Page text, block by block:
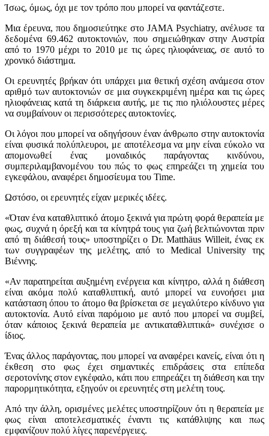
Ίσως, όμως, όχι με τον τρόπο που μπορεί να φαντάζεστε.
Μια έρευνα, που δημοσιεύτηκε στο JAMA Psychiatry, ανέλυσε τα
δεδομένα 69.462 αυτοκτονιών, που σημειώθηκαν στην Αυστρία
από το 1970 μέχρι το 2010 με τις ώρες ηλιοφάνειας, σε αυτό το
χρονικό διάστημα.
Οι ερευνητές βρήκαν ότι υπάρχει μια θετική σχέση ανάμεσα στον
αριθμό των αυτοκτονιών σε μια συγκεκριμένη ημέρα και τις ώρες
ηλιοφάνειας κατά τη διάρκεια αυτής, με τις πιο ηλιόλουστες μέρες
να συμβαίνουν οι περισσότερες αυτοκτονίες.
Οι λόγοι που μπορεί να οδηγήσουν έναν άνθρωπο στην αυτοκτονία
είναι φυσικά πολύπλευροι, με αποτέλεσμα να μην είναι εύκολο να
απομονωθεί ένας μοναδικός παράγοντας κινδύνου,
συμπεριλαμβανομένου του πώς το φως επηρεάζει τη χημεία του
εγκεφάλου, αναφέρει δημοσίευμα του Time.
Ωστόσο, οι ερευνητές είχαν μερικές ιδέες.
«Όταν ένα καταθλιπτικό άτομο ξεκινά για πρώτη φορά θεραπεία με
φως, συχνά η όρεξή και τα κίνητρά τους για ζωή βελτιώνονται πριν
από τη διάθεσή τους» υποστηρίζει ο Dr. Matthäus Willeit, ένας εκ
των συγγραφέων της μελέτης, από το Medical University της
Βιέννης.
«Αν παρατηρείται αυξημένη ενέργεια και κίνητρο, αλλά η διάθεση
είναι ακόμα πολύ καταθλιπτική, αυτό μπορεί να ευνοήσει μια
κατάσταση όπου το άτομο θα βρίσκεται σε μεγαλύτερο κίνδυνο για
αυτοκτονία. Αυτό είναι παρόμοιο με αυτό που μπορεί να συμβεί,
όταν κάποιος ξεκινά θεραπεία με αντικαταθλιπτικά» συνέχισε ο
ίδιος.
Ένας άλλος παράγοντας, που μπορεί να αναφέρει κανείς, είναι ότι η
έκθεση στο φως έχει σημαντικές επιδράσεις στα επίπεδα
σεροτονίνης στον εγκέφαλο, κάτι που επηρεάζει τη διάθεση και την
παρορμητικότητα, εξηγούν οι ερευνητές στη μελέτη τους.
Από την άλλη, ορισμένες μελέτες υποστηρίζουν ότι η θεραπεία με
φως είναι αποτελεσματικές έναντι τις κατάθλιψης και πως
εμφανίζουν πολύ λίγες παρενέργειες.